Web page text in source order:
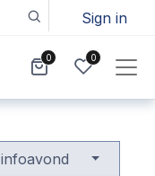
Sign in
0 0
infoavond